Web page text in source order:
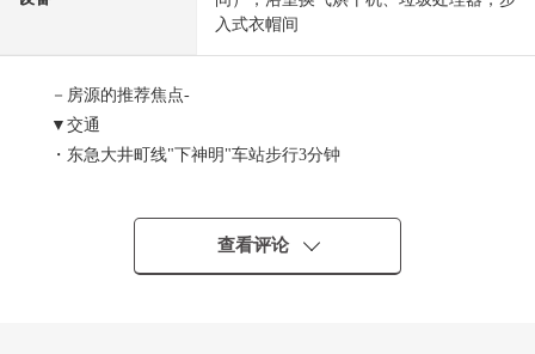
入式衣帽间
－房源的推荐焦点-
▼交通
・东急大井町线"下神明"车站步行3分钟
・可以2车站3路线使用的位置
查看评论